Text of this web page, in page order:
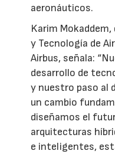
aeronáuticos.
Karim
y Tecnología de
Airbus, señala:
desarrollo de
y nuestro paso al
un cambio
diseñamos el
arquitecturas
e inteligentes,